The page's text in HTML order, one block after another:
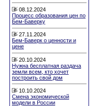
08.12.2024
Процесс образования цен по
Бем-Баверку
27.11.2024
Бем-Баверк о ценности и
цене
20.10.2024
Нужна бесплатная раздача
земли всем, кто хочет
построить свой дом
10.10.2024
Смена экономической
модели в России